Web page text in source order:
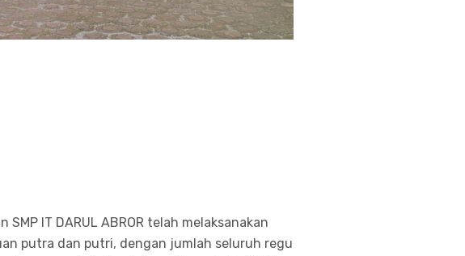
IT DARUL ABROR telah melaksanakan
putra dan putri, dengan jumlah seluruh regu